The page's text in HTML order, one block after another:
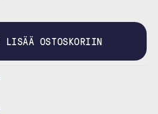
LISÄÄ OSTOSKORIIN